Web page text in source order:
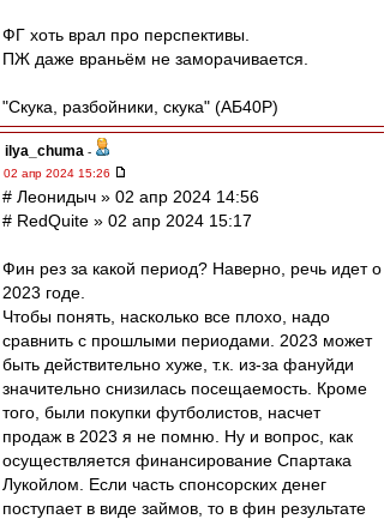
ФГ хоть врал про перспективы.
ПЖ даже враньём не заморачивается.
"Скука, разбойники, скука" (АБ40Р)
ilya_chuma -
02 апр 2024 15:26
# Леонидыч » 02 апр 2024 14:56
# RedQuite » 02 апр 2024 15:17
Фин рез за какой период? Наверно, речь идет о
2023 годе.
Чтобы понять, насколько все плохо, надо
сравнить с прошлыми периодами. 2023 может
быть действительно хуже, т.к. из-за фануйди
значительно снизилась посещаемость. Кроме
того, были покупки футболистов, насчет
продаж в 2023 я не помню. Ну и вопрос, как
осуществляется финансирование Спартака
Лукойлом. Если часть спонсорских денег
поступает в виде займов, то в фин результате